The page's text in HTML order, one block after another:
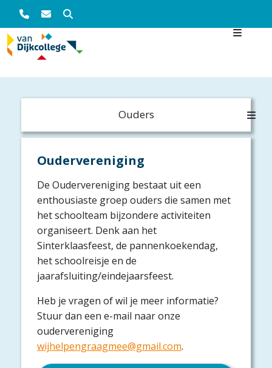
Main navigation
Ouders
Oudervereniging
De Oudervereniging bestaat uit een
enthousiaste groep ouders die samen met
het schoolteam bijzondere activiteiten
organiseert. Denk aan het
Sinterklaasfeest, de pannenkoekendag,
het schoolreisje en de
jaarafsluiting/eindejaarsfeest.
Heb je vragen of wil je meer informatie?
Stuur dan een e-mail naar onze
oudervereniging
wijhelpengraagmee@gmail.com.